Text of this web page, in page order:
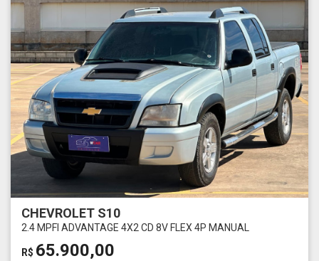
CHEVROLET S10
2.4 MPFI ADVANTAGE 4X2 CD 8V FLEX 4P MANUAL
R$ 65.900,00